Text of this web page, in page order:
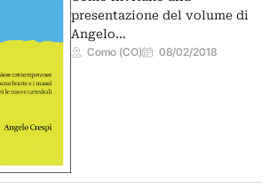
presentazione del volume di
Angelo…
Como (CO) 08/02/2018